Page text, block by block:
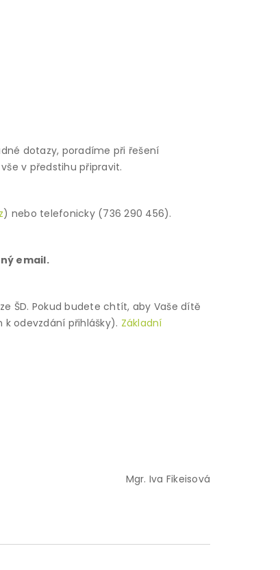
dotazy, poradíme při řešení
v předstihu připravit.
) nebo telefonicky (736 290 456).
email.
ŠD. Pokud budete chtít, aby Vaše dítě
odevzdání přihlášky). Základní
Mgr. Iva Fikeisová